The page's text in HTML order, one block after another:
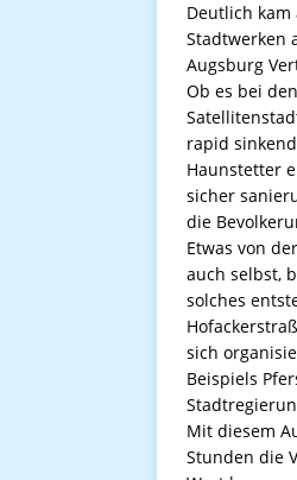
Deutlich
Stadtwerken
Augsburg
Ob es bei
rapid
Haunstetter
sicher
die
Etwas von
auch selbst,
solches
sich
Beispiels
Mit diesem
Stunden die